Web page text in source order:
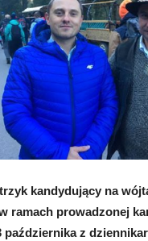
kandydujący na
ramach prowadzonej
października z